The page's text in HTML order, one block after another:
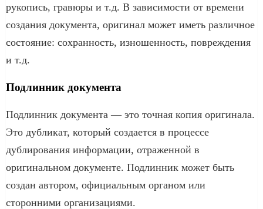
рукопись, гравюры и т.д. В зависимости от времени
создания документа, оригинал может иметь различное
состояние: сохранность, изношенность, повреждения
и т.д.
Подлинник документа
Подлинник документа — это точная копия оригинала.
Это дубликат, который создается в процессе
дублирования информации, отраженной в
оригинальном документе. Подлинник может быть
создан автором, официальным органом или
сторонними организациями.